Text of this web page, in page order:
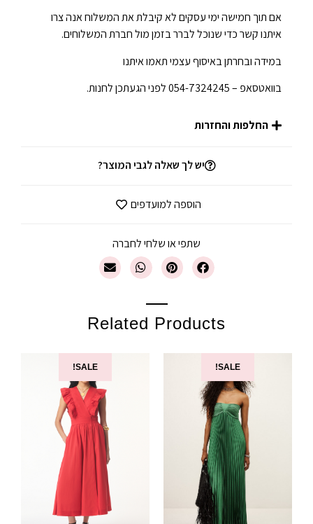
אם תוך חמישה ימי עסקים לא קיבלת את המשלוח אנה צרו
איתנו קשר כדי שנוכל לברר בזמן מול חברת המשלוחים.
במידה ובחרתן באיסוף עצמי תאמו איתנו
בוואטסאפ – 054-7324245 לפני הגעתכן לחנות.
החלפות והחזרות
יש לך שאלה לגבי המוצר?
הוספה למועדפים
שתפי או שלחי לחברה
Related Products
SALE!
SALE!